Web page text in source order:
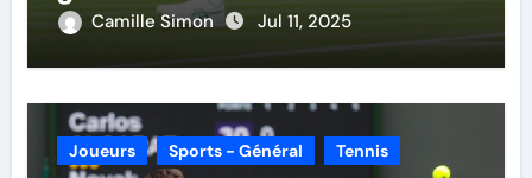
Camille Simon Jul 11, 2025
Joueurs Sports - Général Tennis